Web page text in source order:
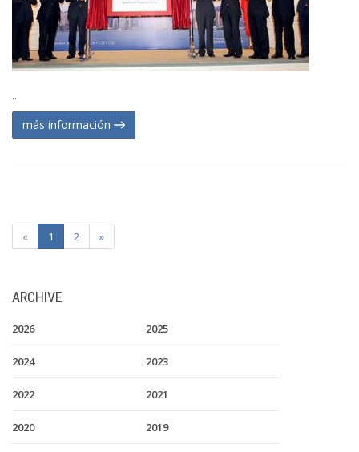
...
más información
« 1 2 »
ARCHIVE
2026 2025
2024 2023
2022 2021
2020 2019